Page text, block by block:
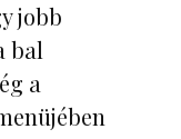
jobb
bal
a